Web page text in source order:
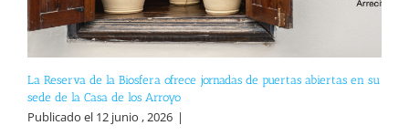
La Reserva de la Biosfera ofrece jornadas de puertas abiertas en su
sede de la Casa de los Arroyo
Publicado el 12 junio , 2026 |